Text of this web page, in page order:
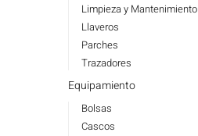
Limpieza y Mantenimiento
Llaveros
Parches
Trazadores
Equipamiento
Bolsas
Cascos